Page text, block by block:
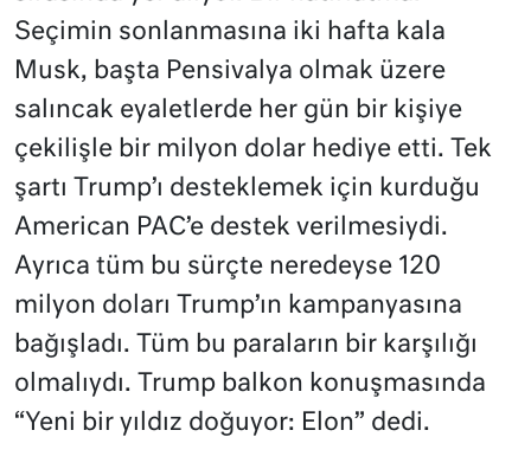
Seçimin sonlanmasına iki hafta kala
Musk, başta Pensivalya olmak üzere
salıncak eyaletlerde her gün bir kişiye
çekilişle bir milyon dolar hediye etti. Tek
şartı Trump’ı desteklemek için kurduğu
American PAC’e destek verilmesiydi.
Ayrıca tüm bu sürçte neredeyse 120
milyon doları Trump’ın kampanyasına
bağışladı. Tüm bu paraların bir karşılığı
olmalıydı. Trump balkon konuşmasında
“Yeni bir yıldız doğuyor: Elon” dedi.